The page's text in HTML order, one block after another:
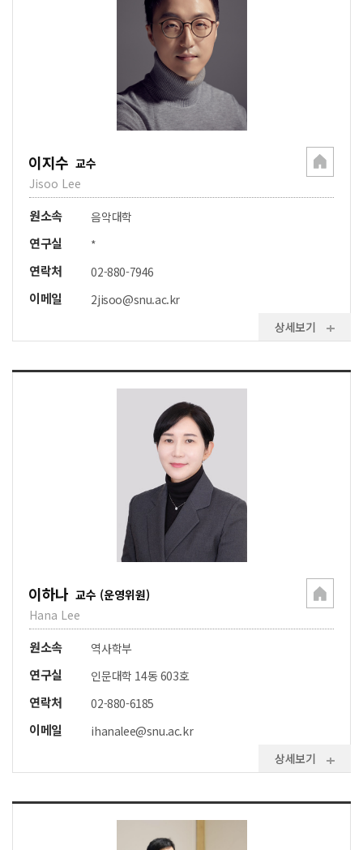
이지수 교수
Jisoo Lee
원소속 음악대학
연구실 *
연락처 02-880-7946
이메일
2jisoo@snu.ac.kr
상세보기
이하나 교수 (운영위원)
Hana Lee
원소속 역사학부
연구실 인문대학 14동 603호
연락처 02-880-6185
이메일
ihanalee@snu.ac.kr
상세보기